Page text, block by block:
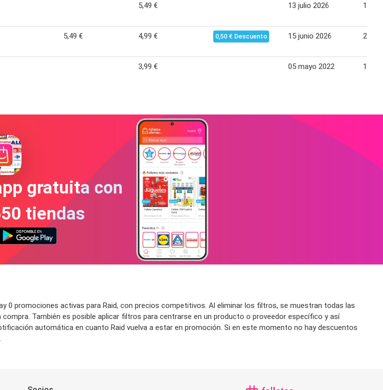
5,49 € 13 julio 2026 19
5,49 € 4,99 € 0,50 € Descuento 15 junio 2026 21
3,99 € 05 mayo 2022 11
gratuita con
tiendas
0 promociones activas para Raid, con precios competitivos. Al eliminar los filtros, se muestran todas las
También es posible aplicar filtros para centrarse en un producto o proveedor específico y así
automática en cuanto Raid vuelva a estar en promoción. Si en este momento no hay descuentos